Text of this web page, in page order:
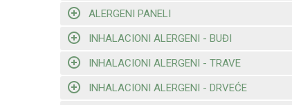
ALERGENI PANELI
INHALACIONI ALERGENI - BUĐI
INHALACIONI ALERGENI - TRAVE
INHALACIONI ALERGENI - DRVEĆE